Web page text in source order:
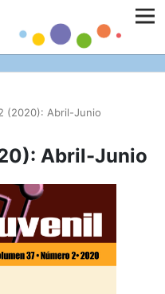
(2020): Abril-Junio
Abril-Junio